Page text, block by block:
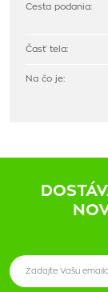
Cesta podania:
Časť tela:
Na čo je: